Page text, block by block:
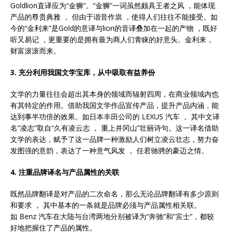
Goldlion直译应为“金狮”。“金狮”一词虽然颇具王者之风 ，能体现
产品的尊贵典雅 ， 但由于谐音作祟 ，使得人们往往不能接受。如
今的“金利来”是Gold的意译与lion的音译叠加在一起的产物 ，既好
听又易记 ，更重要的是拥有最为商人们青睐的好意头。金利来，
财富滚滚而来。
3. 充分利用我国文学宝库，从中吸取有益养份
文学的力量往往会超出其本身的领域而辐射四周，在商业领域内也
有其特定的作用。借助我国文学作品宣传产品，提升产品内涵，能
达到事半功倍的效果。如日本丰田公司的 LEXUS 汽车 ， 其中文译
名“凌志”取自“久有凌云志 ， 重上井冈山”壮丽诗句。这一译名借助
文学的表达，赋予了这一品牌一种激励人们树立凌云壮志，努力奋
发图强的意韵，表达了一种意气风发 ， 任君驰骋的豪迈之情。
4. 注重品牌译名与产品属性的关联
既然品牌翻译是对产品的二次命名，那么无论品牌翻译有多少原则
和要求 ， 其中基本的一条就是品牌必须与产品属性相关联。
如 Benz 汽车在大陆与台湾两地分别被译为“奔驰”和“宾士”，都较
好地把握住了产品的属性。